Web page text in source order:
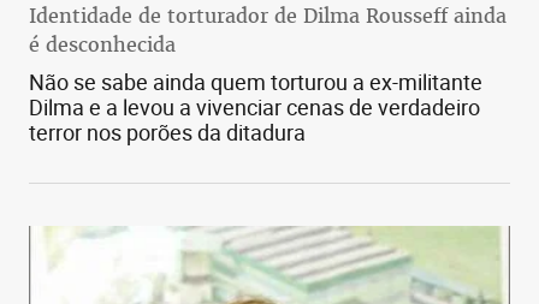
Identidade de torturador de Dilma Rousseff ainda
é desconhecida
Não se sabe ainda quem torturou a ex-militante
Dilma e a levou a vivenciar cenas de verdadeiro
terror nos porões da ditadura